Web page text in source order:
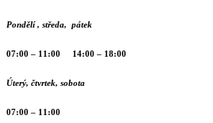
Pondělí , středa, pátek
07:00 – 11:00 14:00 – 18:00
Úterý, čtvrtek, sobota
07:00 – 11:00